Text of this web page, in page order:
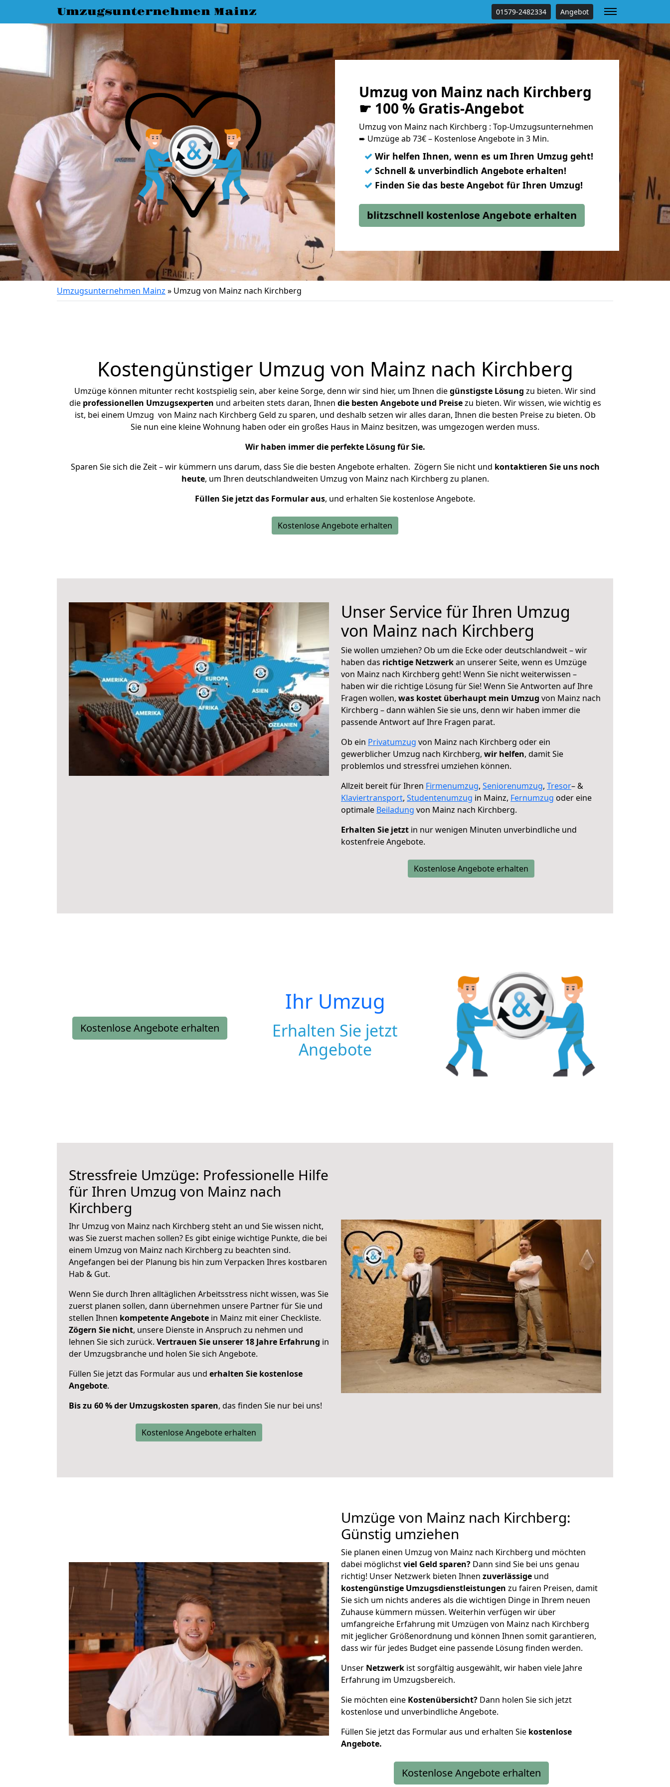
Umzugsunternehmen Mainz 01579-2482334 Angebot
Umzug von Mainz nach Kirchberg
☛ 100 % Gratis-Angebot
Umzug von Mainz nach Kirchberg : Top-Umzugsunternehmen
➨ Umzüge ab 73€ – Kostenlose Angebote in 3 Min.
✓ Wir helfen Ihnen, wenn es um Ihren Umzug geht!
✓ Schnell & unverbindlich Angebote erhalten!
✓ Finden Sie das beste Angebot für Ihren Umzug!
blitzschnell kostenlose Angebote erhalten
Umzugsunternehmen Mainz » Umzug von Mainz nach Kirchberg
Kostengünstiger Umzug von Mainz nach Kirchberg
Umzüge können mitunter recht kostspielig sein, aber keine Sorge, denn wir sind hier, um Ihnen diegünstigste Lösung zu bieten. Wir sind
die professionellen Umzugsexperten und arbeiten stets daran, Ihnen die besten Angebote und Preisezu bieten. Wir wissen, wie wichtig es
ist, bei einem Umzug von Mainz nach Kirchberg Geld zu sparen, und deshalb setzen wir alles daran, Ihnen die besten Preise zu bieten. Ob
Sie nun eine kleine Wohnung haben oder ein großes Haus in Mainz besitzen, was umgezogen werden muss.
Wir haben immer die perfekte Lösung für Sie.
Sparen Sie sich die Zeit – wir kümmern uns darum, dass Sie die besten Angebote erhalten. Zögern Sie nicht und kontaktieren Sie uns noch
heute, um Ihren deutschlandweiten Umzug von Mainz nach Kirchberg zu planen.
Füllen Sie jetzt das Formular aus, und erhalten Sie kostenlose Angebote.
Kostenlose Angebote erhalten
Unser Service für Ihren Umzug
von Mainz nach Kirchberg
Sie wollen umziehen? Ob um die Ecke oder deutschlandweit – wir
haben das richtige Netzwerkan unserer Seite, wenn es Umzüge
von Mainz nach Kirchberg geht! Wenn Sie nicht weiterwissen –
haben wir die richtige Lösung für Sie! Wenn Sie Antworten auf Ihre
Fragen wollen, was kostet überhaupt mein Umzug von Mainz nach
Kirchberg – dann wählen Sie sie uns, denn wir haben immer die
passende Antwort auf Ihre Fragen parat.
Ob ein Privatumzug von Mainz nach Kirchberg oder ein
gewerblicher Umzug nach Kirchberg, wir helfen, damit Sie
problemlos und stressfrei umziehen können.
Allzeit bereit für Ihren Firmenumzug, Seniorenumzug, Tresor– &
Klaviertransport, Studentenumzug in Mainz, Fernumzug oder eine
optimale Beiladung von Mainz nach Kirchberg.
Erhalten Sie jetzt in nur wenigen Minuten unverbindliche und
kostenfreie Angebote.
Kostenlose Angebote erhalten
Kostenlose Angebote erhalten
Ihr Umzug
Erhalten Sie jetzt
Angebote
Stressfreie Umzüge: Professionelle Hilfe
für Ihren Umzug von Mainz nach
Kirchberg
Ihr Umzug von Mainz nach Kirchberg steht an und Sie wissen nicht,
was Sie zuerst machen sollen? Es gibt einige wichtige Punkte, die bei
einem Umzug von Mainz nach Kirchberg zu beachten sind.
Angefangen bei der Planung bis hin zum Verpacken Ihres kostbaren
Hab & Gut.
Wenn Sie durch Ihren alltäglichen Arbeitsstress nicht wissen, was Sie
zuerst planen sollen, dann übernehmen unsere Partner für Sie und
stellen Ihnen kompetente Angebote in Mainz mit einer Checkliste.
Zögern Sie nicht, unsere Dienste in Anspruch zu nehmen und
lehnen Sie sich zurück. Vertrauen Sie unserer 18 Jahre Erfahrung in
der Umzugsbranche und holen Sie sich Angebote.
Füllen Sie jetzt das Formular aus und erhalten Sie kostenlose
Angebote.
Bis zu 60 % der Umzugskosten sparen, das finden Sie nur bei uns!
Kostenlose Angebote erhalten
Umzüge von Mainz nach Kirchberg:
Günstig umziehen
Sie planen einen Umzug von Mainz nach Kirchberg und möchten
dabei möglichstviel Geld sparen? Dann sind Sie bei uns genau
richtig! Unser Netzwerk bieten Ihnen zuverlässige und
kostengünstige Umzugsdienstleistungen zu fairen Preisen, damit
Sie sich um nichts anderes als die wichtigen Dinge in Ihrem neuen
Zuhause kümmern müssen. Weiterhin verfügen wir über
umfangreiche Erfahrung mit Umzügen von Mainz nach Kirchberg
mit jeglicher Größenordnung und können Ihnen somit garantieren,
dass wir für jedes Budget eine passende Lösung finden werden.
Unser Netzwerk ist sorgfältig ausgewählt, wir haben viele Jahre
Erfahrung im Umzugsbereich.
Sie möchten eine Kostenübersicht? Dann holen Sie sich jetzt
kostenlose und unverbindliche Angebote.
Füllen Sie jetzt das Formular aus und erhalten Sie kostenlose
Angebote.
Kostenlose Angebote erhalten